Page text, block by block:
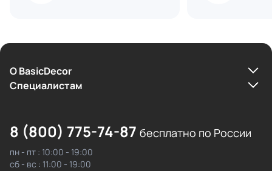
О BasicDecor
Cпециалистам
8 (800) 775-74-87 бесплатно по России
пн - пт : 10:00 - 19:00
сб - вс : 11:00 - 19:00